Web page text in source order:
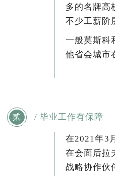
多的名牌高
不少工薪阶
一般莫斯科
他省会城市
贰 / 毕业工作有保障
在2021年3
在会面后拉
战略协作伙